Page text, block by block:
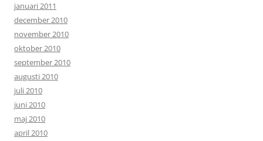
januari 2011
december 2010
november 2010
oktober 2010
september 2010
augusti 2010
juli 2010
juni 2010
maj 2010
april 2010